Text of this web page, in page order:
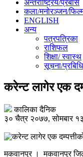
अन्तर्राष्ट्रिय/प्रबास
कला/मनोरञ्जन/
ENGLISH
अन्य
पत्रपत्रिका
राशिफल
शिक्षा/ स्वास्थ
सूचना/प्रबिधि
करेन्ट लागेर एक
कालिका दैनिक
३० चैत्र २०७७, सोमबार
मकवानपुर । मकवानपुर